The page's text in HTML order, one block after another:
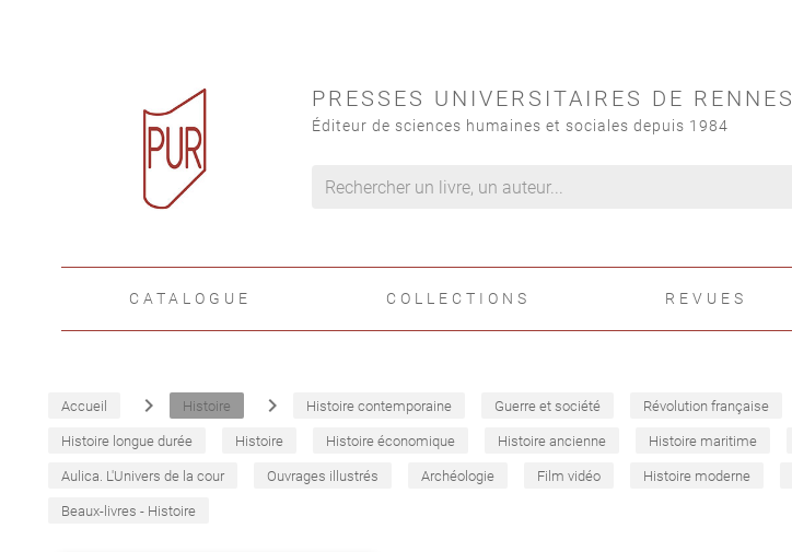
PRESSES UNIVERSITAIRES DE RENNES
Éditeur de sciences humaines et sociales depuis 1984
CATALOGUE COLLECTIONS REVUES
Accueil navigate_next Histoire navigate_next Histoire contemporaine Guerre et société Révolution française
Histoire longue durée Histoire Histoire économique Histoire ancienne Histoire maritime
Aulica. L'Univers de la cour Ouvrages illustrés Archéologie Film vidéo Histoire moderne
Beaux-livres - Histoire